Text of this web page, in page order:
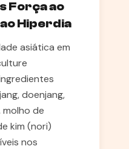
Força ao
Hiperdia
asiática em
doenjang,
de
kim (nori)
nos